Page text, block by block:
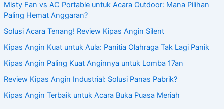
Misty Fan vs AC Portable untuk Acara Outdoor: Mana Pilihan
Paling Hemat Anggaran?
Solusi Acara Tenang! Review Kipas Angin Silent
Kipas Angin Kuat untuk Aula: Panitia Olahraga Tak Lagi Panik
Kipas Angin Paling Kuat Anginnya untuk Lomba 17an
Review Kipas Angin Industrial: Solusi Panas Pabrik?
Kipas Angin Terbaik untuk Acara Buka Puasa Meriah